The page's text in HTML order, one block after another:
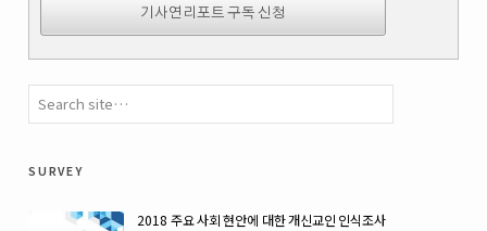
survey
2018 주요 사회 현안에 대한 개신교인 인식조사